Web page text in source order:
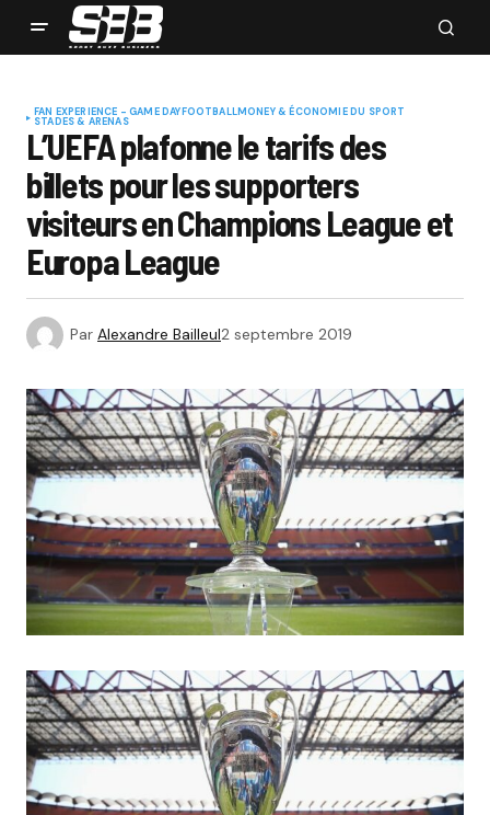
FAN EXPERIENCE - GAME DAYFOOTBALLMONEY & ÉCONOMIE DU SPORT
STADES & ARENAS
L’UEFA plafonne le tarifs des
billets pour les supporters
visiteurs en Champions League et
Europa League
Par Alexandre Bailleul2 septembre 2019